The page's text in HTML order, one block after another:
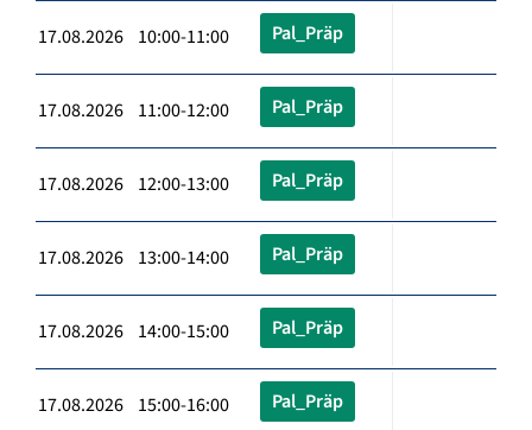
17.08.2026 10:00-11:00 Pal_Präp
17.08.2026 11:00-12:00 Pal_Präp
17.08.2026 12:00-13:00 Pal_Präp
17.08.2026 13:00-14:00 Pal_Präp
17.08.2026 14:00-15:00 Pal_Präp
17.08.2026 15:00-16:00 Pal_Präp